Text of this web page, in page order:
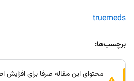
truemeds
برچسب‌ها:
محتوای این مقاله صرفا برای